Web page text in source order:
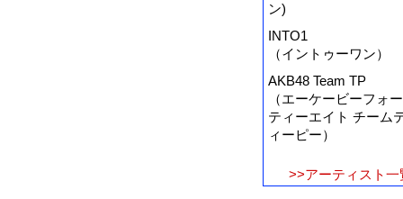
ン)
INTO1
（イントゥーワン）
AKB48 Team TP
（エーケービーフォー
ティーエイト チーム
ィーピー）
>>アーティスト一